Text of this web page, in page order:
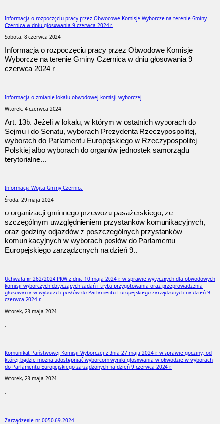
Informacja o rozpoczęciu pracy przez Obwodowe Komisje Wyborcze na terenie Gminy
Czernica w dniu głosowania 9 czerwca 2024 r.
Sobota, 8 czerwca 2024
Informacja o rozpoczęciu pracy przez Obwodowe Komisje
Wyborcze na terenie Gminy Czernica w dniu głosowania 9
czerwca 2024 r.
Informacja o zmianie lokalu obwodowej komisji wyborczej
Wtorek, 4 czerwca 2024
Art. 13b. Jeżeli w lokalu, w którym w ostatnich wyborach do
Sejmu i do Senatu, wyborach Prezydenta Rzeczypospolitej,
wyborach do Parlamentu Europejskiego w Rzeczypospolitej
Polskiej albo wyborach do organów jednostek samorządu
terytorialne...
Informacja Wójta Gminy Czernica
Środa, 29 maja 2024
o organizacji gminnego przewozu pasażerskiego, ze
szczególnym uwzględnieniem przystanków komunikacyjnych,
oraz godziny odjazdów z poszczególnych przystanków
komunikacyjnych w wyborach posłów do Parlamentu
Europejskiego zarządzonych na dzień 9...
Uchwała nr 262/2024 PKW z dnia 10 maja 2024 r. w sprawie wytycznych dla obwodowych
komisji wyborczych dotyczących zadań i trybu przygotowania oraz przeprowadzenia
głosowania w wyborach posłów do Parlamentu Europejskiego zarządzonych na dzień 9
czerwca 2024 r.
Wtorek, 28 maja 2024
.
Komunikat Państwowej Komisji Wyborczej z dnia 27 maja 2024 r. w sprawie godziny, od
której będzie można udostępniać wyborcom wyniki głosowania w obwodzie w wyborach
do Parlamentu Europejskiego zarządzonych na dzień 9 czerwca 2024 r.
Wtorek, 28 maja 2024
.
Zarządzenie nr 0050.69.2024